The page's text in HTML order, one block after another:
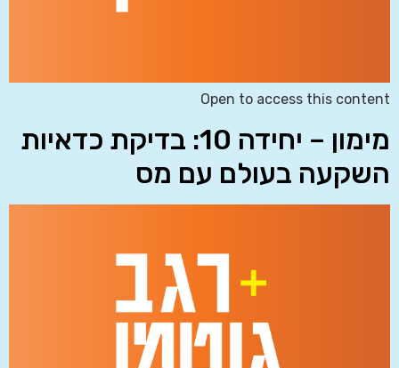
Open to access this content
מימון – יחידה 10: בדיקת כדאיות
השקעה בעולם עם מס